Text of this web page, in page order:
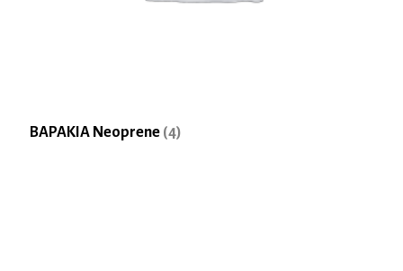
ΒΑΡΑΚΙΑ Neoprene (4)